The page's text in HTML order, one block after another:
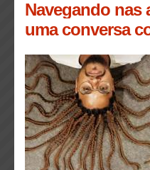
Navegando nas
uma conversa